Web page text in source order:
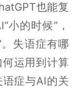
也能复
小的时候”，
失语症有哪
运用到计算
症与AI的关